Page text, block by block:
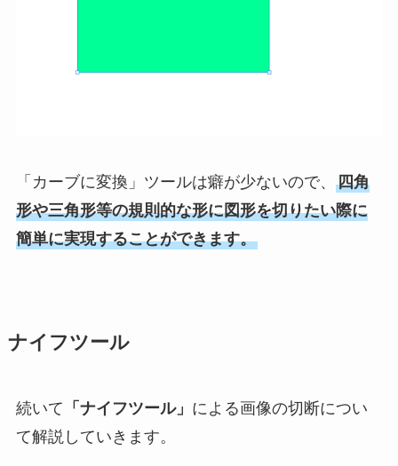
「カーブに変換」ツールは癖が少ないので、 四角
形や三角形等の規則的な形に図形を切りたい際に
簡単に実現することができます。
ナイフツール
続いて 「ナイフツール」 による画像の切断につい
て解説していきます。